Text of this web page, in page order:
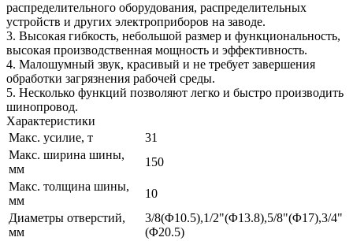
распределительного оборудования, распределительных
устройств и других электроприборов на заводе.
3. Высокая гибкость, небольшой размер и функциональность,
высокая производственная мощность и эффективность.
4. Малошумный звук, красивый и не требует завершения
обработки загрязнения рабочей среды.
5. Несколько функций позволяют легко и быстро производить
шинопровод.
Характеристики
Макс. усилие, т
31
Макс. ширина шины,
мм
150
Макс. толщина шины,
мм
10
Диаметры отверстий,
мм
3/8(Φ10.5),1/2"(Φ13.8),5/8"(Φ17),3/4"
(Φ20.5)